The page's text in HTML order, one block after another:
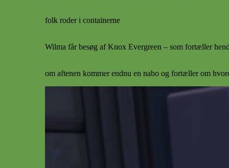
folk roder i containerne
Wilma får besøg af Knox Evergreen – som fortæller
om aftenen kommer endnu en nabo og fortæller om